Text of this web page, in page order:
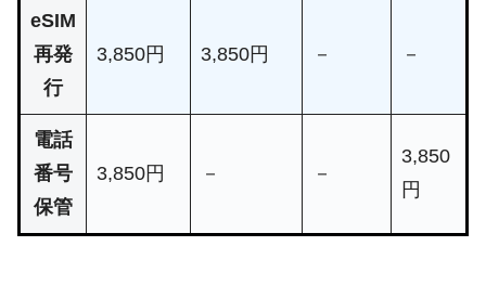
eSIM
再発
行
3,850円 3,850円 － －
電話
番号
保管
3,850円 － －
3,850
円